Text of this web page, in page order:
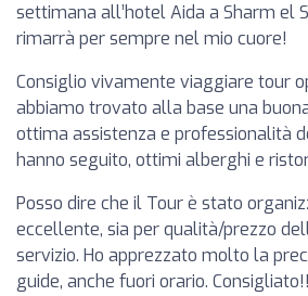
settimana all’hotel Aida a Sharm el
rimarrà per sempre nel mio cuore!
Consiglio vivamente viaggiare tour
abbiamo trovato alla base una
ottima assistenza e professionalità
hanno seguito, ottimi alberghi e
Posso dire che il Tour è stato
eccellente, sia per qualità/prezzo
servizio. Ho apprezzato molto la
guide, anche fuori orario. Consigliato!!